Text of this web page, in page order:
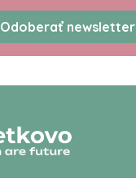
Odoberať newsletter